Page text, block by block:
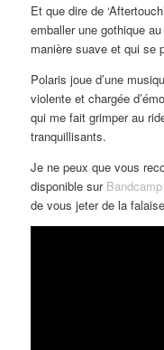
Et que dire de
emballer une gothique
manière suave et qui se
Polaris joue d’une
violente et chargée
qui me fait grimper au
tranquillisants.
Je ne peux que vous
disponible sur Bandcamp
de vous jeter de la